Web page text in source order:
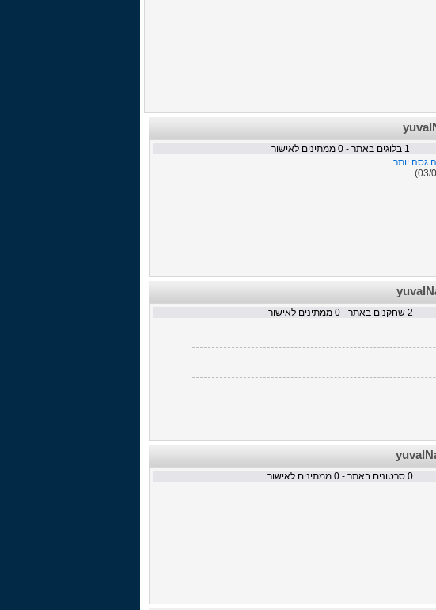
1 בלוגים באתר -0 ממתינים לאישור
גסה יותר.
2 שחקנים באתר -0 ממתינים לאישור
0 סרטונים באתר - 0 ממתינים לאישור